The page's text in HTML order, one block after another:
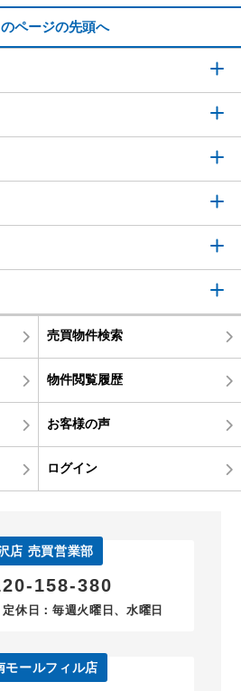
ページの先頭へ
売買物件検索
物件閲覧履歴
お客様の声
ログイン
店 売買営業部
158-380
休日：毎週火曜日、水曜日
モールフィル店